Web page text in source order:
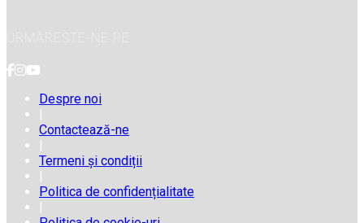
URMĂREȘTE-NE PE
Despre noi
|
Contactează-ne
|
Termeni și condiții
|
Politica de confidențialitate
|